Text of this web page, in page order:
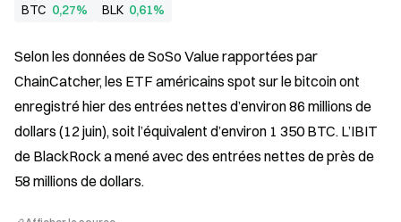
BTC 0,27% BLK 0,61%
Selon les données de SoSo Value rapportées par
ChainCatcher, les ETF américains spot sur le bitcoin ont
enregistré hier des entrées nettes d’environ 86 millions de
dollars (12 juin), soit l’équivalent d’environ 1 350 BTC. L’IBIT
de BlackRock a mené avec des entrées nettes de près de
58 millions de dollars.